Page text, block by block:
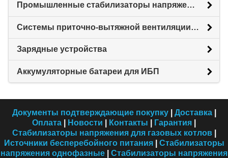
Промышленные стабилизаторы напряжения
Системы приточно-вытяжной вентиляции с рекуперацией тепловой энергии (Рекуператоры)
Зарядные устройства
Аккумуляторные батареи для ИБП
Документы подтверждающие покупку| Доставка|
Оплата
Новости Контакты Гарантия
Стабилизаторы напряжения для газовых котлов|
Источники бесперебойного питания| Стабилизаторы
напряжения однофазные
Стабилизаторы напряжения